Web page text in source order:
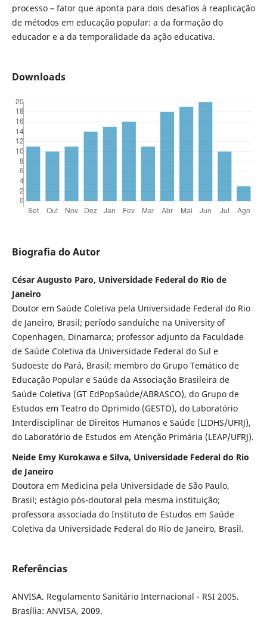
processo – fator que aponta para dois desafios à reaplicação
de métodos em educação popular: a da formação do
educador e a da temporalidade da ação educativa.
Downloads
Biografia do Autor
César Augusto Paro, Universidade Federal do Rio de
Janeiro
Doutor em Saúde Coletiva pela Universidade Federal do Rio
de Janeiro, Brasil; período sanduíche na University of
Copenhagen, Dinamarca; professor adjunto da Faculdade
de Saúde Coletiva da Universidade Federal do Sul e
Sudoeste do Pará, Brasil; membro do Grupo Temático de
Educação Popular e Saúde da Associação Brasileira de
Saúde Coletiva (GT EdPopSaúde/ABRASCO), do Grupo de
Estudos em Teatro do Oprimido (GESTO), do Laboratório
Interdisciplinar de Direitos Humanos e Saúde (LIDHS/UFRJ),
do Laboratório de Estudos em Atenção Primária (LEAP/UFRJ).
Neide Emy Kurokawa e Silva, Universidade Federal do Rio
de Janeiro
Doutora em Medicina pela Universidade de São Paulo,
Brasil; estágio pós-doutoral pela mesma instituição;
professora associada do Instituto de Estudos em Saúde
Coletiva da Universidade Federal do Rio de Janeiro, Brasil.
Referências
ANVISA. Regulamento Sanitário Internacional - RSI 2005.
Brasília: ANVISA, 2009.